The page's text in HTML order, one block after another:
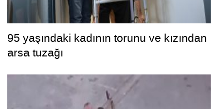
95 yaşındaki kadının torunu ve kızından
arsa tuzağı